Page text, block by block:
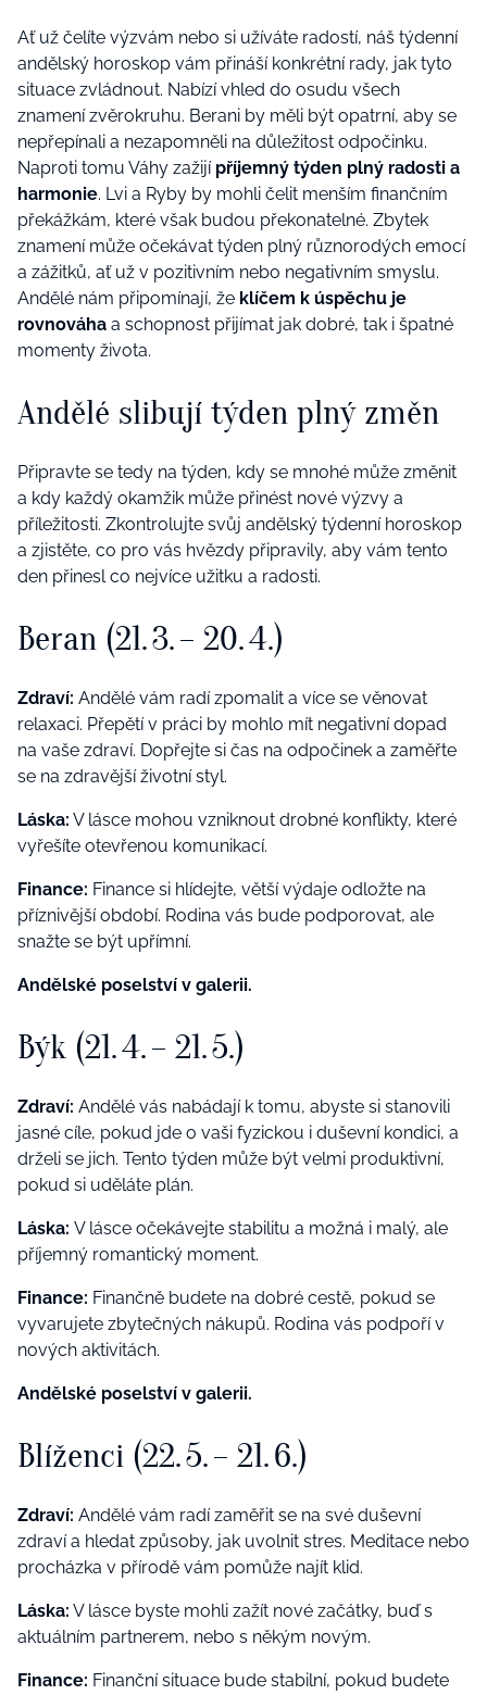
Ať už čelíte výzvám nebo si užíváte radostí, náš týdenní
andělský horoskop vám přináší konkrétní rady, jak tyto
situace zvládnout. Nabízí vhled do osudu všech
znamení zvěrokruhu. Berani by měli být opatrní, aby se
nepřepínali a nezapomněli na důležitost odpočinku.
Naproti tomu Váhy zažijí příjemný týden plný radosti a
harmonie. Lvi a Ryby by mohli čelit menším finančním
překážkám, které však budou překonatelné. Zbytek
znamení může očekávat týden plný různorodých emocí
a zážitků, ať už v pozitivním nebo negativním smyslu.
Andělé nám připomínají, že klíčem k úspěchu je
rovnováha a schopnost přijímat jak dobré, tak i špatné
momenty života.
Andělé slibují týden plný změn
Připravte se tedy na týden, kdy se mnohé může změnit
a kdy každý okamžik může přinést nové výzvy a
příležitosti. Zkontrolujte svůj andělský týdenní horoskop
a zjistěte, co pro vás hvězdy připravily, aby vám tento
den přinesl co nejvíce užitku a radosti.
Beran (21. 3. – 20. 4.)
Zdraví: Andělé vám radí zpomalit a více se věnovat
relaxaci. Přepětí v práci by mohlo mít negativní dopad
na vaše zdraví. Dopřejte si čas na odpočinek a zaměřte
se na zdravější životní styl.
Láska: V lásce mohou vzniknout drobné konflikty, které
vyřešíte otevřenou komunikací.
Finance: Finance si hlídejte, větší výdaje odložte na
příznivější období. Rodina vás bude podporovat, ale
snažte se být upřímní.
Andělské poselství v galerii.
Býk (21. 4. – 21. 5.)
Zdraví: Andělé vás nabádají k tomu, abyste si stanovili
jasné cíle, pokud jde o vaši fyzickou i duševní kondici, a
drželi se jich. Tento týden může být velmi produktivní,
pokud si uděláte plán.
Láska: V lásce očekávejte stabilitu a možná i malý, ale
příjemný romantický moment.
Finance: Finančně budete na dobré cestě, pokud se
vyvarujete zbytečných nákupů. Rodina vás podpoří v
nových aktivitách.
Andělské poselství v galerii.
Blíženci (22. 5. – 21. 6.)
Zdraví: Andělé vám radí zaměřit se na své duševní
zdraví a hledat způsoby, jak uvolnit stres. Meditace nebo
procházka v přírodě vám pomůže najít klid.
Láska: V lásce byste mohli zažít nové začátky, buď s
aktuálním partnerem, nebo s někým novým.
Finance: Finanční situace bude stabilní, pokud budete